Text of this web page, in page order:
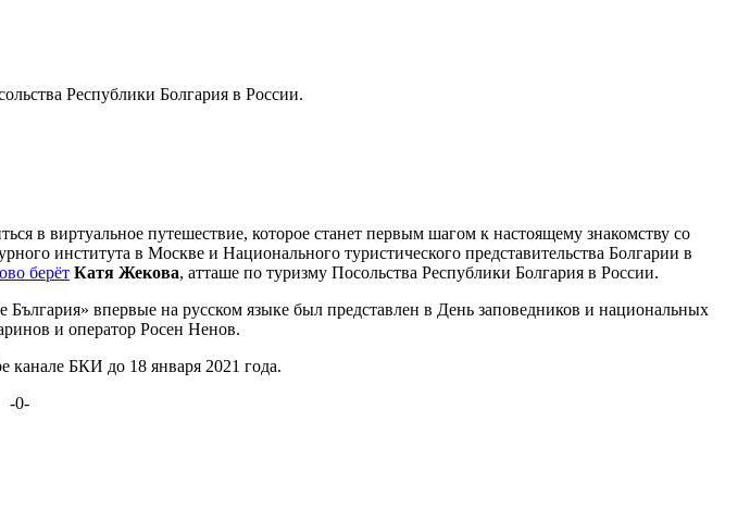
Республики Болгария в России.
в виртуальное путешествие, которое станет первым шагом к настоящему знакомству со
института в Москве и Национального туристического представительства Болгарии в
берёт Катя Жекова, атташе по туризму Посольства Республики Болгария в России.
впервые на русском языке был представлен в День заповедников и национальных
и оператор Росен Ненов.
канале БКИ до 18 января 2021 года.
-0-